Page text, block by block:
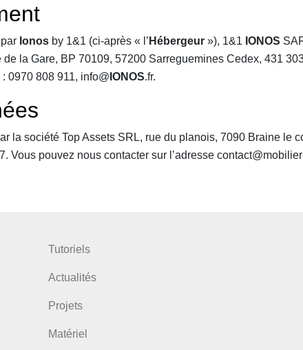
Ionos by 1&1 (ci-après « l’ Hébergeur »), 1&1 IONOS
de la Gare, BP 70109, 57200 Sarreguemines Cedex, 431
0970 808 911, info@ IONOS.fr.
la société Top Assets SRL, rue du planois, 7090 Braine le
Vous pouvez nous contacter sur l’adresse
Tutoriels
Actualités
Projets
Matériel